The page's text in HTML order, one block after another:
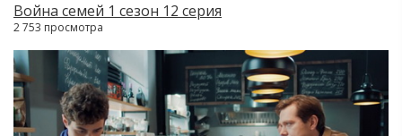
Война семей 1 сезон 12 серия
2 753 просмотра